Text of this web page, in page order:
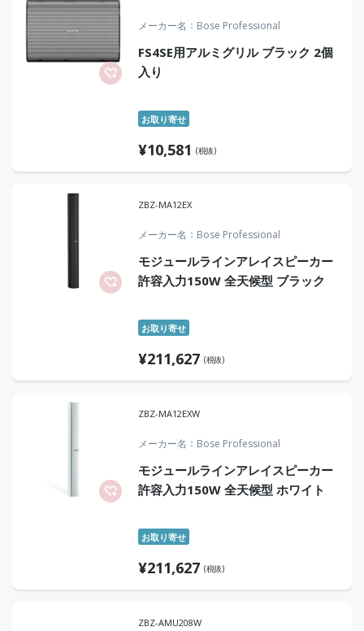
メーカー名 Bose Professional
FS4SE用アルミグリル ブラック 2個
入り
お取り寄せ
¥10,581 (税抜)
ZBZ-MA12EX
メーカー名 Bose Professional
モジュールラインアレイスピーカー
許容入力150W 全天候型 ブラック
お取り寄せ
¥211,627 (税抜)
ZBZ-MA12EXW
メーカー名 Bose Professional
モジュールラインアレイスピーカー
許容入力150W 全天候型 ホワイト
お取り寄せ
¥211,627 (税抜)
ZBZ-AMU208W